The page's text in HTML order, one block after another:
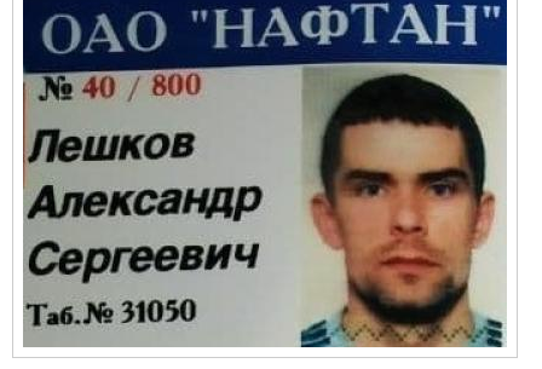
Дзяржава
Дыскрымінацыя
Затрыманьні
Карная псыхіятрыя
КПЧ ААН
Культурныя правы
ЛПП
Мігранты